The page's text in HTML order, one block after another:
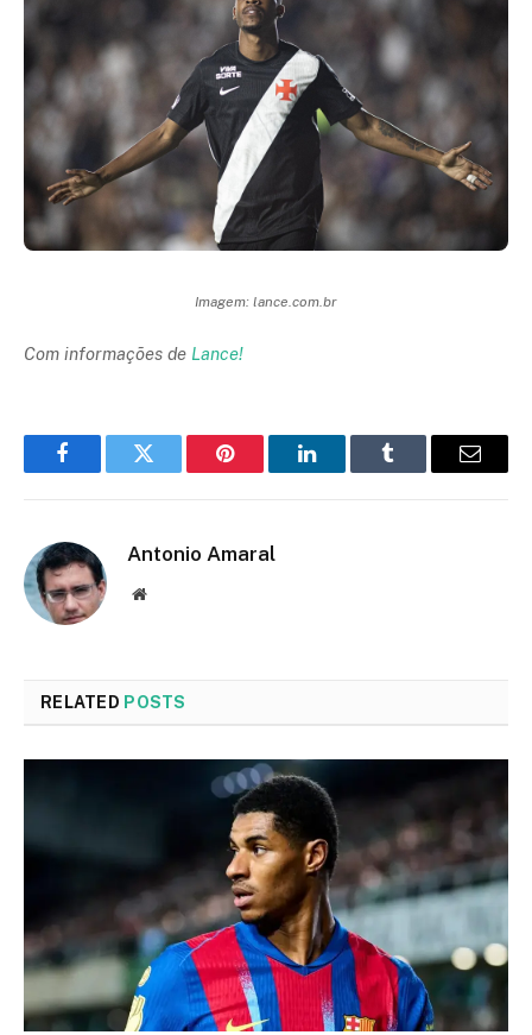
Imagem: lance.com.br
Com informações de Lance!
FacebookTwitter Pinterest LinkedInTumblr Email
Antonio Amaral
Website
RELATED POSTS